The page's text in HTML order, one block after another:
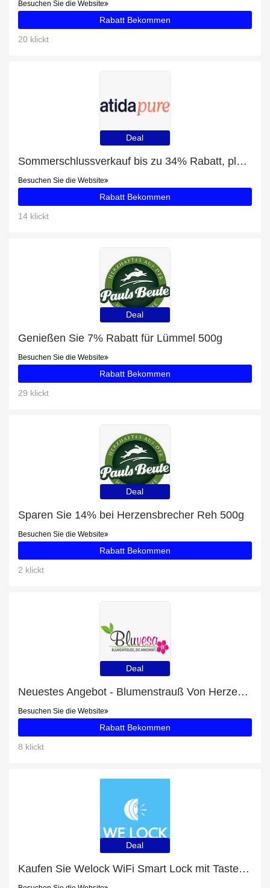
Besuchen Sie die Website
Rabatt Bekommen
20 klickt
Deal
Sommerschlussverkauf bis zu 34% Rabatt, plus Calcium + Vitamin D3 pure mit 5% Rabatt
Besuchen Sie die Website
Rabatt Bekommen
14 klickt
Deal
Genießen Sie 7% Rabatt für Lümmel 500g
Besuchen Sie die Website
Rabatt Bekommen
29 klickt
Deal
Sparen Sie 14% bei Herzensbrecher Reh 500g
Besuchen Sie die Website
Rabatt Bekommen
2 klickt
Deal
Neuestes Angebot - Blumenstrauß Von Herzen Rot-Weiss mit 30% Rabatt
Besuchen Sie die Website
Rabatt Bekommen
8 klickt
Deal
Kaufen Sie Welock WiFi Smart Lock mit Tastenfeld PCB20 und erhalten Sie eine Geschenkkarte